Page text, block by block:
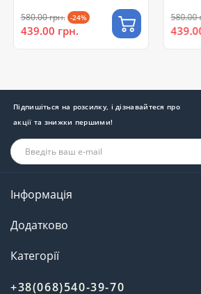
580.00 грн. -24%
439.00 грн.
580.00
Підпишіться на розсилку, і дізнавайтеся про
акції та знижки першими!
Інформація
Додатково
Категорії
+38(068)540-39-70